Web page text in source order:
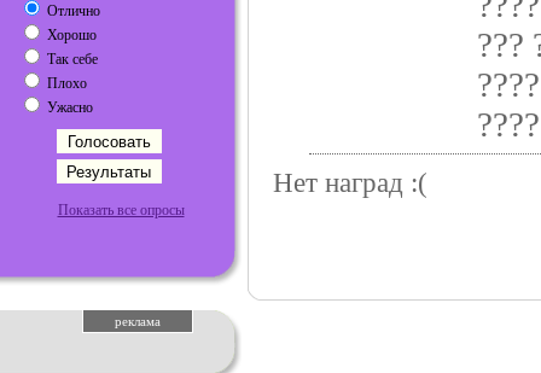
Отлично
Хорошо
Так себе
Плохо
Ужасно
Показать все опросы
реклама
???
Нет наград :(